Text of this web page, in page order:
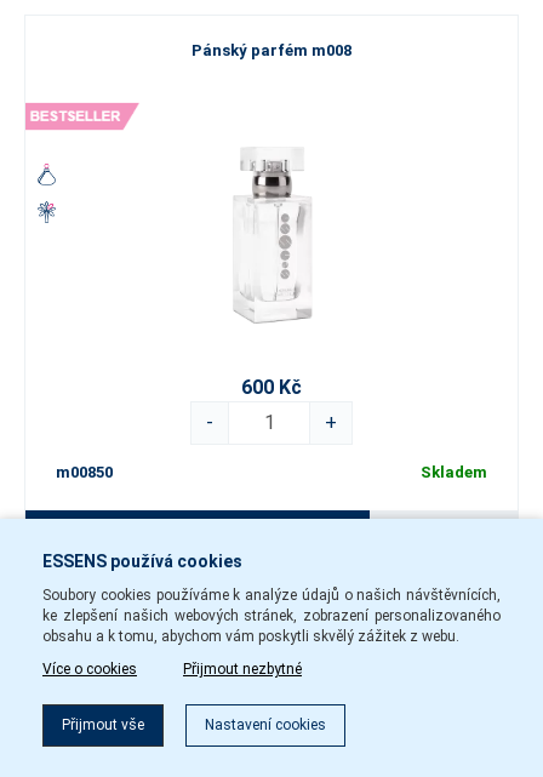
Filtr
Pánský parfém m008
600 Kč
-
+
m00850 Skladem
Pánský parfém m007
ESSENS používá cookies
Soubory cookies používáme k analýze údajů o našich návštěvnících,
ke zlepšení našich webových stránek, zobrazení personalizovaného
obsahu a k tomu, abychom vám poskytli skvělý zážitek z webu.
Více o cookies
Přijmout nezbytné
Přijmout vše Nastavení cookies